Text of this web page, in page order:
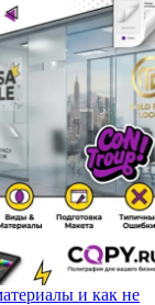
и как не